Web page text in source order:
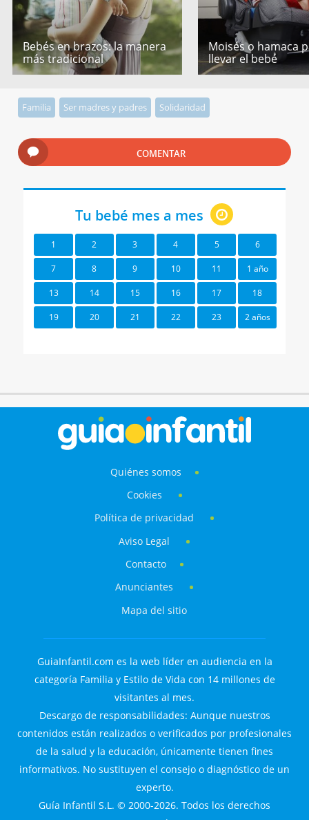
Bebés en brazos: la manera
más tradicional
Moisés o hamaca
llevar el bebé
Familia Ser madres y padres Solidaridad
COMENTAR
Tu bebé mes a mes
1 2 3 4 5 6
7 8 9 10 11 1 año
13 14 15 16 17 18
19 20 21 22 23 2 años
Quiénes somos
Cookies
Política de privacidad
Aviso Legal
Contacto
Anunciantes
Mapa del sitio
GuiaInfantil.com es la web líder en audiencia en la
categoría Familia y Estilo de Vida con 14 millones de
visitantes al mes.
Descargo de responsabilidades: Aunque nuestros
contenidos están realizados o verificados por profesionales
de la salud y la educación, únicamente tienen fines
informativos. No sustituyen el consejo o diagnóstico de un
experto.
Guía Infantil S.L. © 2000-2026. Todos los derechos